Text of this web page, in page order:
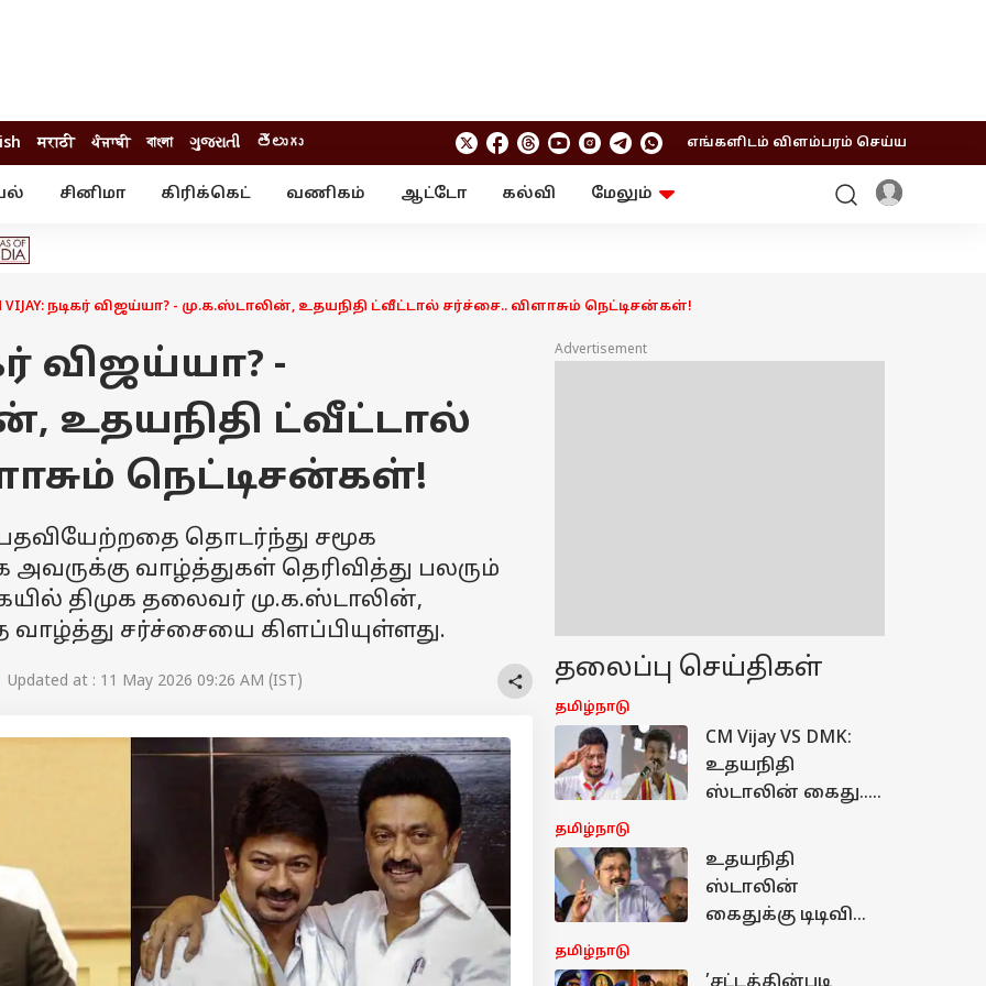
मराठी ਪੰਜਾਬੀ বাংলা ગુજરાતી తెలుగు எங்களிடம் விளம்பரம் செய்ய
சினிமா கிரிக்கெட் வணிகம் ஆட்டோ கல்வி
மேலும்
VIJAY: நடிகர் விஜய்யா? - மு.க.ஸ்டாலின், உதயநிதி ட்வீட்டால் சர்ச்சை.. விளாசும் நெட்டிசன்கள்!
விஜய்யா? -
உதயநிதி ட்வீட்டால்
நெட்டிசன்கள்!
தொடர்ந்து சமூக
வாழ்த்துகள் தெரிவித்து பலரும்
திமுக தலைவர் மு.க.ஸ்டாலின்,
வாழ்த்து சர்ச்சையை கிளப்பியுள்ளது.
Updated at : 11 May 2026 09:26 AM (IST)
Advertisement
தலைப்பு செய்திகள்
தமிழ்நாடு
CM Vijay VS DMK:
உதயநிதி
ஸ்டாலின் கைது..
முதலமைச்சர்
விஜய்யின்
வார்னிங்!
தமிழ்நாடு
உதயநிதி
ஸ்டாலின்
கைதுக்கு டிடிவி
கொடுத்த
தமிழ்நாடு